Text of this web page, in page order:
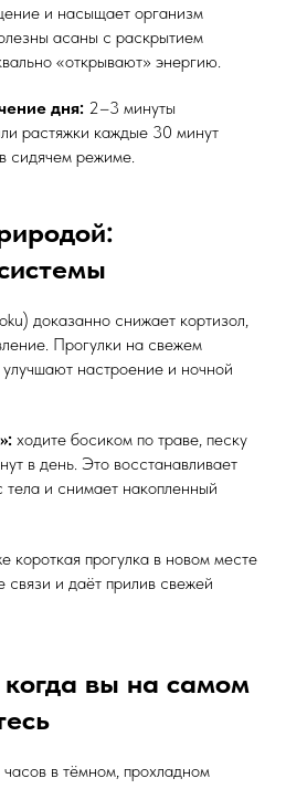
и насыщает организм
асаны с раскрытием
«открывают» энергию.
дня: 2–3 минуты
растяжки каждые 30 минут
сидячем режиме.
доказанно снижает кортизол,
Прогулки на свежем
настроение и ночной
ходите босиком по траве, песку
в день. Это восстанавливает
тела и снимает накопленный
короткая прогулка в новом месте
и даёт прилив свежей
вы на самом
в тёмном, прохладном